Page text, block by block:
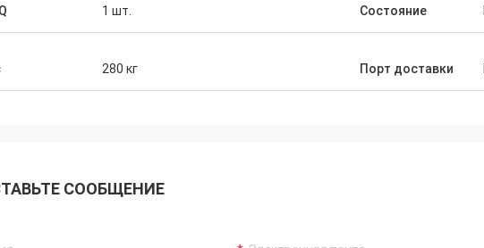
1 шт. Состояние
280 кг Порт доставки
СООБЩЕНИЕ